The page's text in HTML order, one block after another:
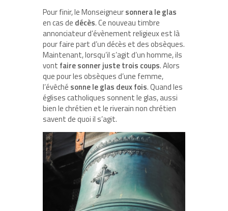
Pour finir, le Monseigneursonnera le glas
en cas de décès. Ce nouveau timbre
annonciateur d’évènement religieux est là
pour faire part d’un décès et des obsèques.
Maintenant, lorsqu’il s’agit d’un homme, ils
vont faire sonner juste trois coups. Alors
que pour les obsèques d’une femme,
l’évêché sonne le glas deux fois. Quand les
églises catholiques sonnent le glas, aussi
bien le chrétien et le riverain non chrétien
savent de quoi il s’agit.